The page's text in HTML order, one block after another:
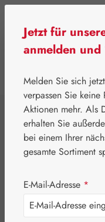
⌂ Gall
Leucin
/ Valin
Jetzt für
anmelden
Melden Sie sich
verpassen Sie
Aktionen mehr. Als
erhalten Sie
bei einem Ihrer
gesamte Sortiment
E-Mail-Adresse *